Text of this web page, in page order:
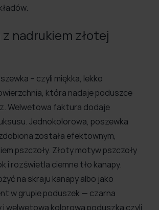
nadrukiem złotej
– czyli miękka, lekko
która nadaje poduszce
Welwetowa faktura dodaje
Jednokolorowa, poszewka
została efektownym,
pszczoły. Złoty motyw pszczoły
i rozświetla ciemne tło kanapy.
na skraju kanapy albo jako
w grupie poduszek — czarna
i welwetowa kolorowa poduszka czyli